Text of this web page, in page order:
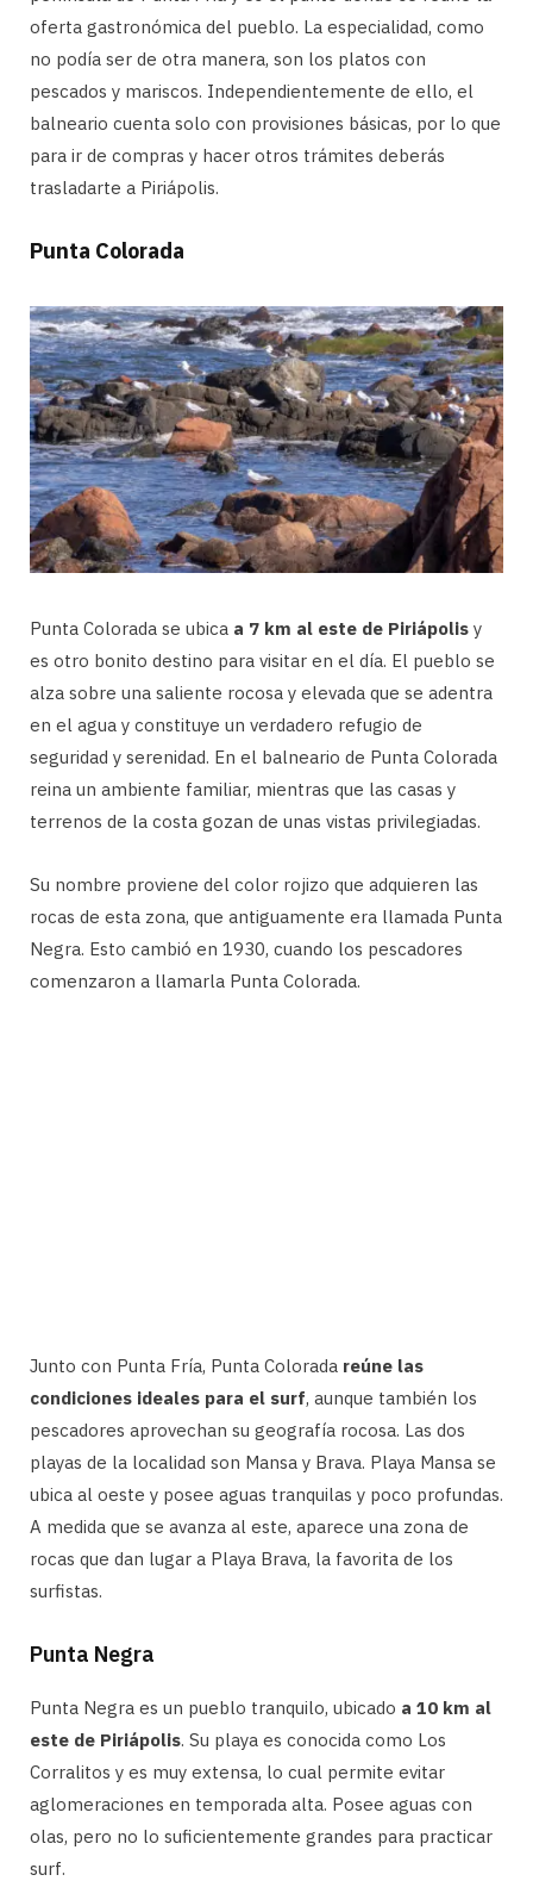
oferta gastronómica del pueblo. La especialidad, como
no podía ser de otra manera, son los platos con
pescados y mariscos. Independientemente de ello, el
balneario cuenta solo con provisiones básicas, por lo que
para ir de compras y hacer otros trámites deberás
trasladarte a Piriápolis.
Punta Colorada
Punta Colorada se ubica a 7 km al este de Piriápolis y
es otro bonito destino para visitar en el día. El pueblo se
alza sobre una saliente rocosa y elevada que se adentra
en el agua y constituye un verdadero refugio de
seguridad y serenidad. En el balneario de Punta Colorada
reina un ambiente familiar, mientras que las casas y
terrenos de la costa gozan de unas vistas privilegiadas.
Su nombre proviene del color rojizo que adquieren las
rocas de esta zona, que antiguamente era llamada Punta
Negra. Esto cambió en 1930, cuando los pescadores
comenzaron a llamarla Punta Colorada.
Junto con Punta Fría, Punta Colorada reúne las
condiciones ideales para el surf, aunque también los
pescadores aprovechan su geografía rocosa. Las dos
playas de la localidad son Mansa y Brava. Playa Mansa se
ubica al oeste y posee aguas tranquilas y poco profundas.
A medida que se avanza al este, aparece una zona de
rocas que dan lugar a Playa Brava, la favorita de los
surfistas.
Punta Negra
Punta Negra es un pueblo tranquilo, ubicado a 10 km al
este de Piriápolis. Su playa es conocida como Los
Corralitos y es muy extensa, lo cual permite evitar
aglomeraciones en temporada alta. Posee aguas con
olas, pero no lo suficientemente grandes para practicar
surf.